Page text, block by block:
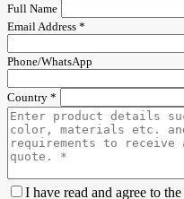
Full Name
Email Address *
Phone/WhatsApp
Country *
I have read and agree to the